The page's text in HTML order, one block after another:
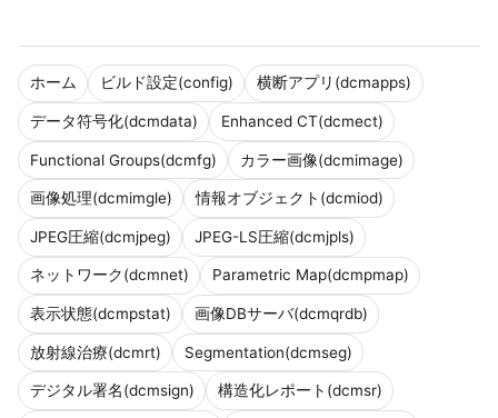
ホーム ビルド設定(config) 横断アプリ(dcmapps)
データ符号化(dcmdata) Enhanced CT(dcmect)
Functional Groups(dcmfg) カラー画像(dcmimage)
画像処理(dcmimgle) 情報オブジェクト(dcmiod)
JPEG圧縮(dcmjpeg) JPEG-LS圧縮(dcmjpls)
ネットワーク(dcmnet) Parametric Map(dcmpmap)
表示状態(dcmpstat) 画像DBサーバ(dcmqrdb)
放射線治療(dcmrt) Segmentation(dcmseg)
デジタル署名(dcmsign) 構造化レポート(dcmsr)